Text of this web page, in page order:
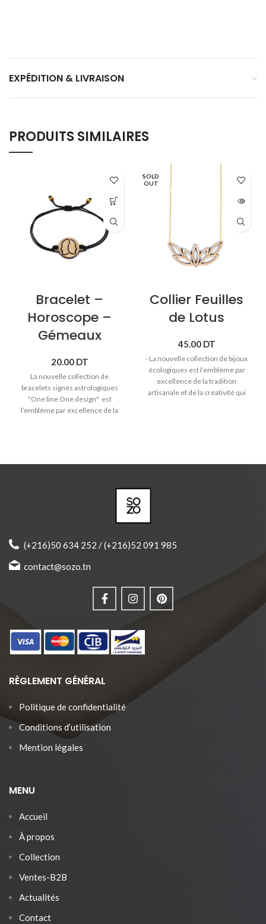
EXPÉDITION & LIVRAISON
PRODUITS SIMILAIRES
Bracelet –
Horoscope –
Gémeaux
20.00 DT
La nouvelle collection de
bracelets signes astrologiques
"One line One design" est
l’emblème par excellence de la
♥Bracelet cordon avec pendentif
♥ Bracelet réglable pour toute les
SOLD
OUT
Collier Feuilles
de Lotus
45.00 DT
- La nouvelle collection de bijoux
écologiques est l’emblème par
excellence de la tradition
artisanale et de la créativité qui
(+216)50 634 252 / (+216)52 091 985
contact@sozo.tn
RÈGLEMENT GÉNÉRAL
Politique de confidentialité
Conditions d’utilisation
Mention légales
MENU
Accueil
À propos
Collection
Ventes-B2B
Actualités
Contact